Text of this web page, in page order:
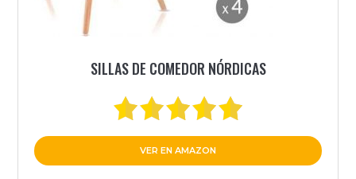
SILLAS DE COMEDOR NÓRDICAS
VER EN AMAZON